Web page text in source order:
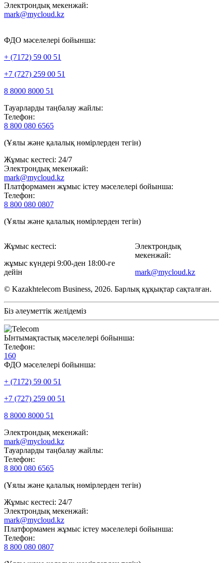
Электрондық мекенжай:
mark@mycloud.kz
ФДО мәселелері бойынша:
+ (7172) 59 00 51
+7 (727) 259 00 51
8 8000 8000 51
Тауарларды таңбалау жайлы:
Телефон:
8 800 080 6565
(Ұялы және қалалық нөмірлерден тегін)
Жұмыс кестесі: 24/7
Электрондық мекенжай:
mark@mycloud.kz
Платформамен жұмыс істеу мәселелері бойынша:
Телефон:
8 800 080 0807
(Ұялы және қалалық нөмірлерден тегін)
Жұмыс кестесі:
жұмыс күндері 9:00-ден 18:00-ге
дейін
Электрондық
мекенжай:
mark@mycloud.kz
© Kazakhtelecom Business, 2026. Барлық құқықтар сақталған.
Біз әлеуметтік желідеміз
Ынтымақтастық мәселелері бойынша:
Телефон:
160
ФДО мәселелері бойынша:
+ (7172) 59 00 51
+7 (727) 259 00 51
8 8000 8000 51
Электрондық мекенжай:
mark@mycloud.kz
Тауарларды таңбалау жайлы:
Телефон:
8 800 080 6565
(Ұялы және қалалық нөмірлерден тегін)
Жұмыс кестесі: 24/7
Электрондық мекенжай:
mark@mycloud.kz
Платформамен жұмыс істеу мәселелері бойынша:
Телефон:
8 800 080 0807